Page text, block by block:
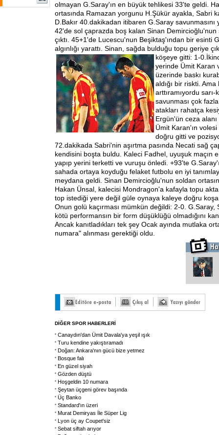
olmayan G.Saray'ın en büyük tehlikesi 33'te geldi.
ortasında Ramazan yorgunu H.Şükür ayakla, Sabri
D.Bakır 40.dakikadan itibaren G.Saray savunmasını
42'de sol çaprazda boş kalan Sinan Demircioğlu'nun
çıktı. 45+1'de Lucescu'nun Beşiktaş'ından bir esinti
algınlığı yarattı. Sinan, sağda bulduğu topu geriye
köşeye gitti: 1-0.
yerinde Ümit Karan
üzerinde baskı
aldığı bir riskti.
arttıramıyordu sarı-
savunması çok
atakları rahatça
Ergün'ün ceza alanı
Ümit Karan'ın
doğru gitti ve
72.dakikada Sabri'nin aşırtma pasında Necati sağ
kendisini boşta buldu. Kaleci Fadhel, uyuşuk maçın
yapıp yerini terketti ve vuruşu önledi. +93'te
sahada ortaya koyduğu felaket futbolu en iyi
meydana geldi. Sinan Demircioğlu'nun soldan
Hakan Ünsal, kalecisi Mondragon'a kafayla topu
top istediği yere değil güle oynaya kaleye doğru
Onun golü kaçırması mümkün değildi: 2-0. G.Saray,
kötü performansın bir form düşüklüğü olmadığını
Ancak kanıtladıkları tek şey Ocak ayında mutlaka
numara" alınması gerektiği oldu.
DİĞER SPOR HABERLERİ
Canaydın'dan Ümit Davala'ya yeşil ışık
Turu kendine yakıştıramadı
Doğan: Ankara'nın gücü bize yetmez
Bosque falı
En güzel siyah
Gözden düştü
Hoşgeldin 10 numara
Şeytan üçgeni görev başında
Üç Banko
Standard'ın üzeri
Murat Demiryas İle Süper Lig
Lyon üç ay Coupet'siz
Sebat siftah arıyor